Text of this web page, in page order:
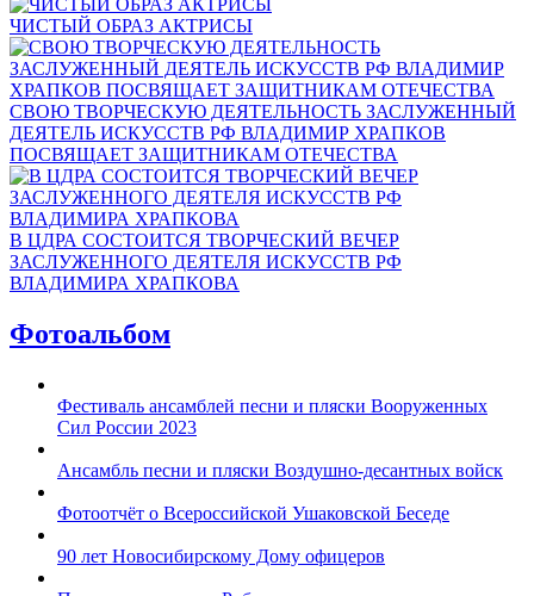
ЧИСТЫЙ ОБРАЗ АКТРИСЫ
СВОЮ ТВОРЧЕСКУЮ ДЕЯТЕЛЬНОСТЬ ЗАСЛУЖЕННЫЙ
ДЕЯТЕЛЬ ИСКУССТВ РФ ВЛАДИМИР ХРАПКОВ
ПОСВЯЩАЕТ ЗАЩИТНИКАМ ОТЕЧЕСТВА
В ЦДРА СОСТОИТСЯ ТВОРЧЕСКИЙ ВЕЧЕР
ЗАСЛУЖЕННОГО ДЕЯТЕЛЯ ИСКУССТВ РФ
ВЛАДИМИРА ХРАПКОВА
Фотоальбом
Фестиваль ансамблей песни и пляски Вооруженных
Сил России 2023
Ансамбль песни и пляски Воздушно-десантных войск
Фотоотчёт о Всероссийской Ушаковской Беседе
90 лет Новосибирскому Дому офицеров